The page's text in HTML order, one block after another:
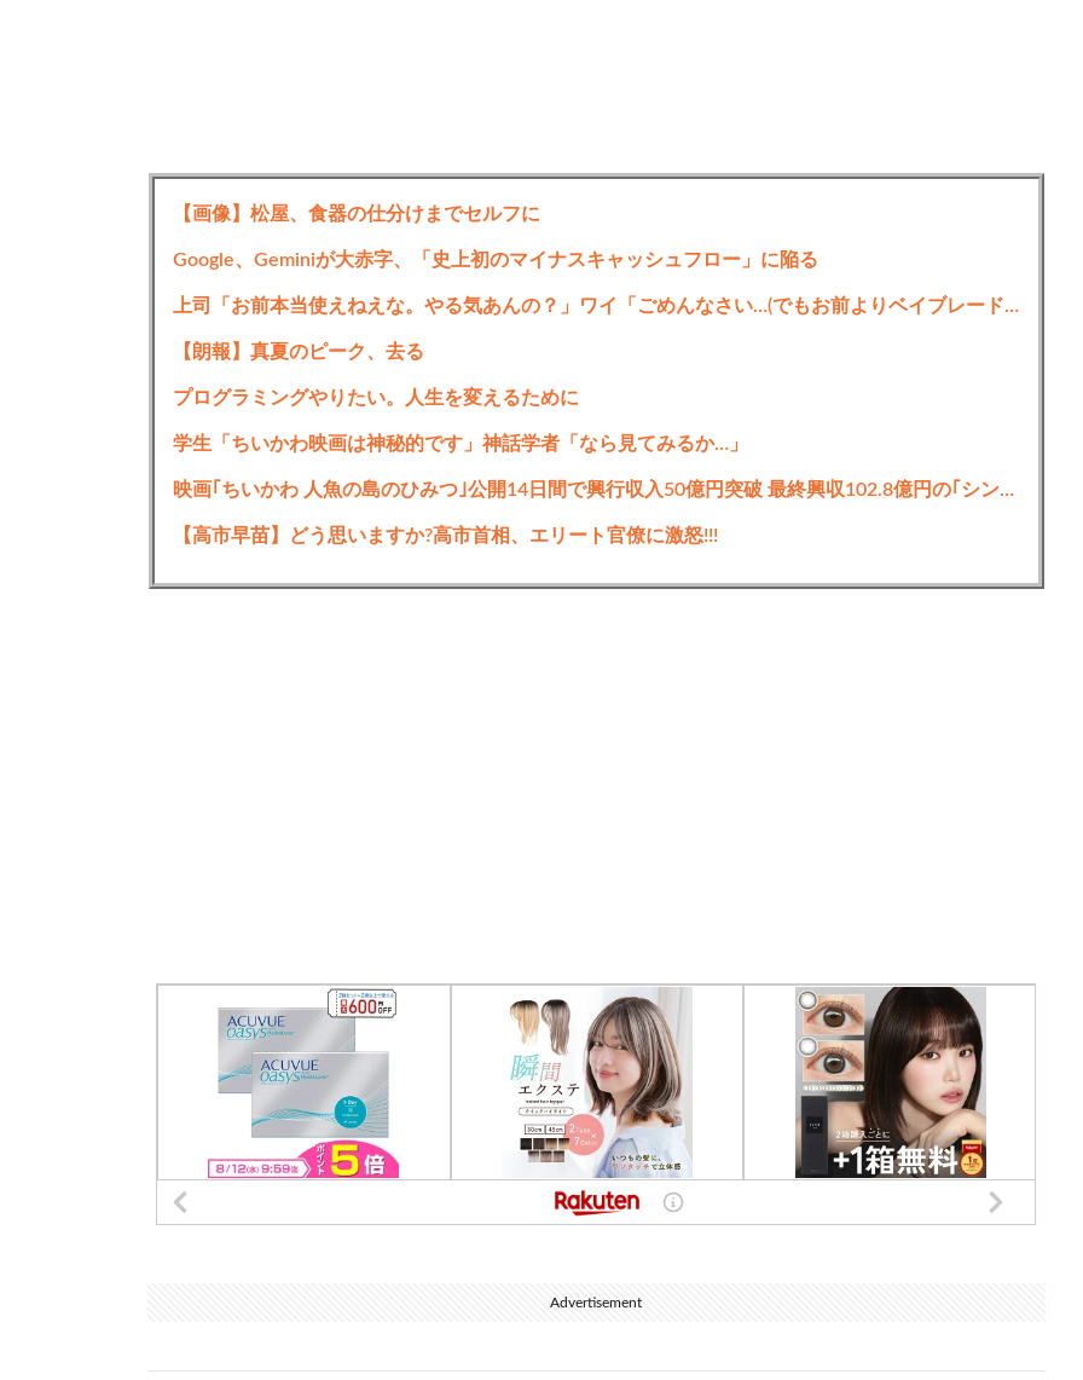
【画像】松屋、食器の仕分けまでセルフに
Google、Geminiが大赤字、「史上初のマイナスキャッシュフロー」に陥る
上司「お前本当使えねえな。やる気あんの？」ワイ「ごめんなさい…(でもお前よりベイブレード強いし」
【朗報】真夏のピーク、去る
プログラミングやりたい。人生を変えるために
学生「ちいかわ映画は神秘的です」神話学者「なら見てみるか…」
映画｢ちいかわ 人魚の島のひみつ｣公開14日間で興行収入50億円突破 最終興収102.8億円の｢シン･エヴァ｣に並ぶペース
【高市早苗】どう思いますか?高市首相、エリート官僚に激怒!!!
Advertisement